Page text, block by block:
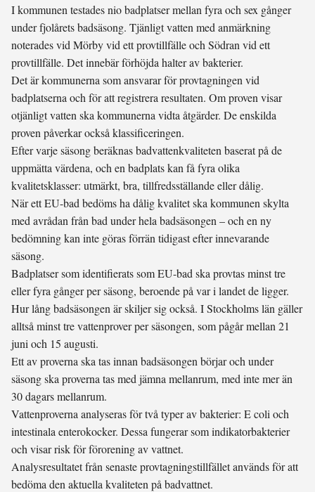
I kommunen testades nio badplatser mellan fyra och sex gånger
under fjolårets badsäsong. Tjänligt vatten med anmärkning
noterades vid Mörby vid ett provtillfälle och Södran vid ett
provtillfälle. Det innebär förhöjda halter av bakterier.
Det är kommunerna som ansvarar för provtagningen vid
badplatserna och för att registrera resultaten. Om proven visar
otjänligt vatten ska kommunerna vidta åtgärder. De enskilda
proven påverkar också klassificeringen.
Efter varje säsong beräknas badvattenkvaliteten baserat på de
uppmätta värdena, och en badplats kan få fyra olika
kvalitetsklasser: utmärkt, bra, tillfredsställande eller dålig.
När ett EU-bad bedöms ha dålig kvalitet ska kommunen skylta
med avrådan från bad under hela badsäsongen – och en ny
bedömning kan inte göras förrän tidigast efter innevarande
säsong.
Badplatser som identifierats som EU-bad ska provtas minst tre
eller fyra gånger per säsong, beroende på var i landet de ligger.
Hur lång badsäsongen är skiljer sig också. I Stockholms län gäller
alltså minst tre vattenprover per säsongen, som pågår mellan 21
juni och 15 augusti.
Ett av proverna ska tas innan badsäsongen börjar och under
säsong ska proverna tas med jämna mellanrum, med inte mer än
30 dagars mellanrum.
Vattenproverna analyseras för två typer av bakterier: E coli och
intestinala enterokocker. Dessa fungerar som indikatorbakterier
och visar risk för förorening av vattnet.
Analysresultatet från senaste provtagningstillfället används för att
bedöma den aktuella kvaliteten på badvattnet.